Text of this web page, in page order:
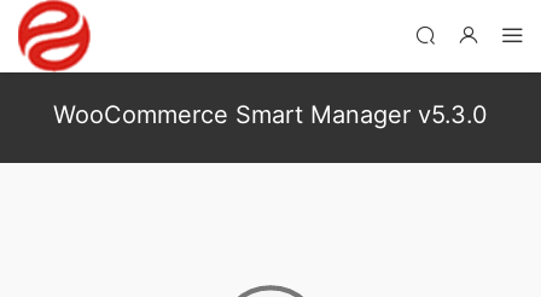
WooCommerce Smart Manager v5.3.0